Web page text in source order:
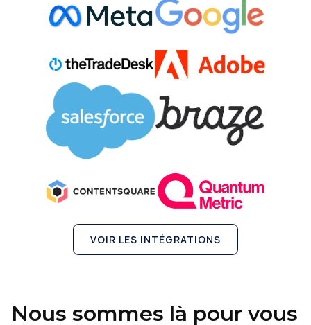
VOIR LES INTÉGRATIONS
Nous sommes là pour vous